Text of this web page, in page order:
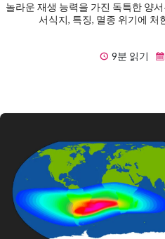
놀라운 재생 능력을 가진 독특한 양
서식지, 특징, 멸종 위기에 처
9분 읽기